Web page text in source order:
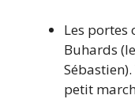
Les portes
Buhards
petit